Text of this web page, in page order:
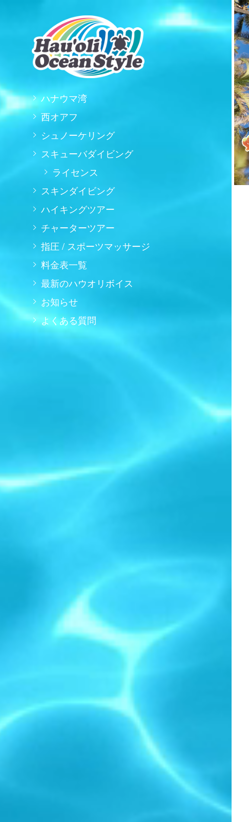
ハナウマ湾
西オアフ
シュノーケリング
スキューバダイビング
ライセンス
スキンダイビング
ハイキングツアー
チャーターツアー
指圧 / スポーツマッサージ
料金表一覧
最新のハウオリボイス
お知らせ
よくある質問